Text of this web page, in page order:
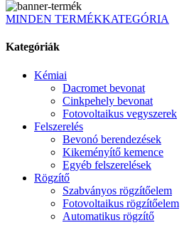
MINDEN TERMÉKKATEGÓRIA
Kategóriák
Kémiai
Dacromet bevonat
Cinkpehely bevonat
Fotovoltaikus vegyszerek
Felszerelés
Bevonó berendezések
Kikeményítő kemence
Egyéb felszerelések
Rögzítő
Szabványos rögzítőelem
Fotovoltaikus rögzítőelem
Automatikus rögzítő